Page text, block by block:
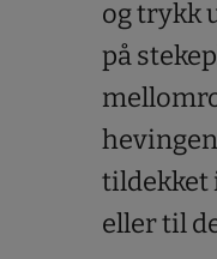
og trykk
på
tildekket
eller til